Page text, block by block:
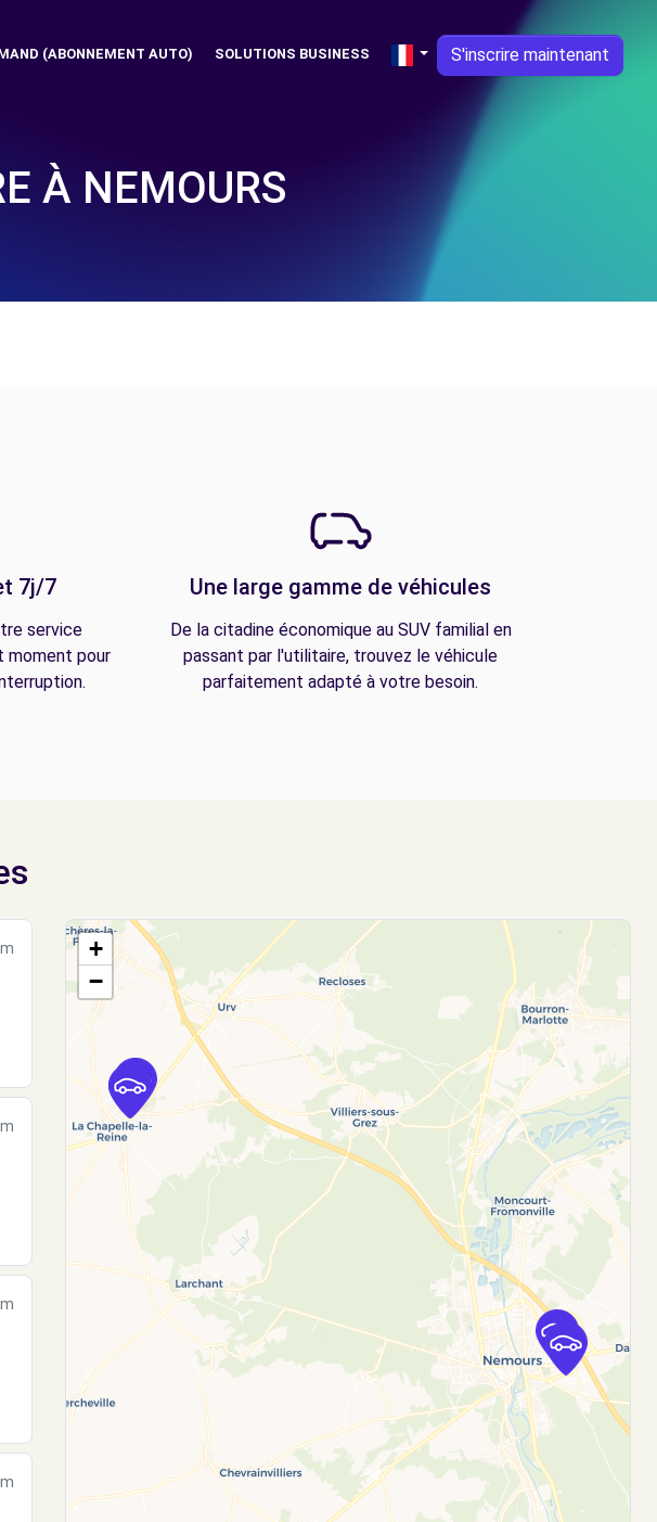
(ABONNEMENT AUTO) SOLUTIONS BUSINESS S'inscrire maintenant
À NEMOURS
7j/7
service
moment pour
Une large gamme de véhicules
De la citadine économique au SUV familial en
passant par l'utilitaire, trouvez le véhicule
parfaitement adapté à votre besoin.
+
−